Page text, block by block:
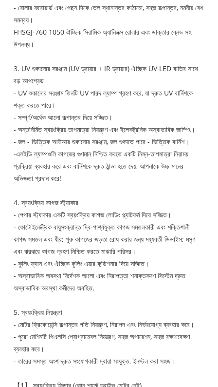
- রোলার ফরোয়ার্ড এবং পেছন দিকে তেল স্থানান্তর কাঠামো, সহজ রূপান্তর, নমনীয় বেধ
সমন্বয়।
FHSGJ-760 1050 ঐচ্ছিক সিরামিক অ্যানিলক্স রোলার এবং ডাক্তার ব্লেড সহ
উপলব্ধ।
3. UV শুকানোর সরঞ্জাম (UV ড্রায়ার + IR ড্রায়ার) ঐচ্ছিক UV LED বাতির সাথে
বড় আপগ্রেড
- UV শুকানোর সরঞ্জাম তিনটি UV পারদ ল্যাম্প গ্রহণ করে, যা দ্রুত UV বার্নিশকে
শক্ত করতে পারে।
- সম্পূর্ণ/অর্ধেক আলো রূপান্তর দিয়ে সজ্জিত।
- অন্তর্নির্মিত স্বয়ংক্রিয় তাপমাত্রা নিয়ন্ত্রণ এবং ইলেকট্রনিক অস্বাভাবিক জাম্পিং।
- জল - ভিত্তিক আইআর শুকানোর সরঞ্জাম, জল শুকাতে পারে - ভিত্তিক বার্নিশ।
-এলইডি ল্যাম্পগুলি কাগজের গুণমান নিশ্চিত করতে একটি নিম্ন-তাপমাত্রা নিরাময়
প্রক্রিয়া ব্যবহার করে এবং বার্নিশকে দ্রুত ঠান্ডা হতে দেয়, আপনাকে উচ্চ মানের
অভিজ্ঞতা প্রদান করে!
4. স্বয়ংক্রিয় কাগজ স্ট্যাকার
- পেপার স্ট্যাকার একটি স্বয়ংক্রিয় কাগজ লোডিং প্ল্যাটফর্ম দিয়ে সজ্জিত।
- ফোটোইলেক্ট্রিক বায়ুসংক্রান্ত দ্বি-পার্শ্বযুক্ত কাগজ সমতলকারী এবং শক্তিশালী
কাগজ সমতল এবং ধীর; পুরু কাগজের জড়তা রোধ করার জন্য মধ্যবর্তী ডিভাইস; মসৃণ
এবং ঝরঝরে কাগজ গ্রহণ নিশ্চিত করতে মাঝারি পরিসর।
- কুলিং ফ্যান এবং ঐচ্ছিক কুলিং এয়ার কন্ডিশনার দিয়ে সজ্জিত।
- অস্বাভাবিক অবস্থা নির্দেশক আলো এবং নিরাপত্তা শনাক্তকরণ সিস্টেম দ্রুত
অস্বাভাবিক অবস্থা কর্মীদের অবহিত.
5. স্বয়ংক্রিয় নিয়ন্ত্রণ
- মোটর ফ্রিকোয়েন্সি রূপান্তর গতি নিয়ন্ত্রণ, নিরাপদ এবং নির্ভরযোগ্য ব্যবহার করে।
- পুরো মেশিনটি পিএলসি প্রোগ্রামেবল নিয়ন্ত্রণ, সহজ অপারেশন, সহজ রক্ষণাবেক্ষণ
ব্যবহার করে।
- তারের সমস্ত অংশ দ্রুত সংযোগকারী দ্বারা সংযুক্ত, ইনস্টল করা সহজ।
【1】 স্বয়ংক্রিয় ফিডার (কোন শ্যাফ্ট ড্রাইভ মোটর নেই)